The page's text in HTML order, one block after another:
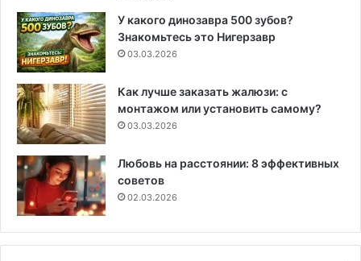
У какого динозавра 500 зубов?
Знакомьтесь это Нигерзавр
03.03.2026
Как лучше заказать жалюзи: с
монтажом или установить самому?
03.03.2026
Любовь на расстоянии: 8 эффективных
советов
02.03.2026